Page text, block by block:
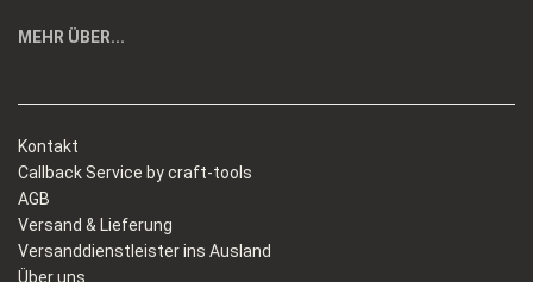
MEHR ÜBER...
Kontakt
Callback Service by craft-tools
AGB
Versand & Lieferung
Versanddienstleister ins Ausland
Über uns